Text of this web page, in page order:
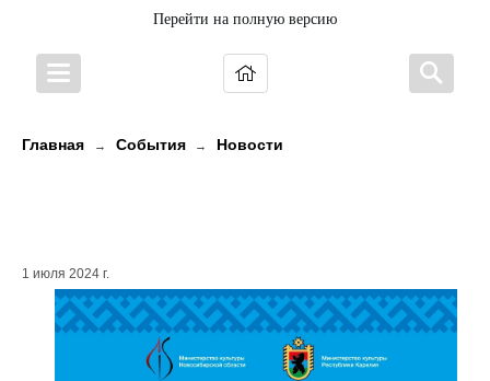
Перейти на полную версию
Главная → События → Новости
1 июля 2024 г.